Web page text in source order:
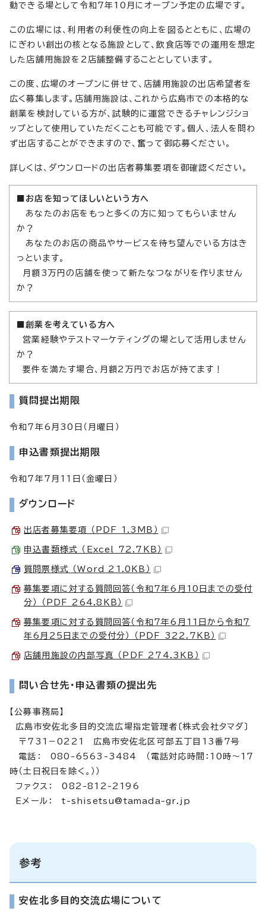
動できる場として令和7年10月にオープン予定の広場です。
この広場には、利用者の利便性の向上を図るとともに、広場の
にぎわい創出の核となる施設として、飲食店等での運用を想定
した店舗用施設を2店舗整備することとしています。
この度、広場のオープンに併せて、店舗用施設の出店希望者を
広く募集します。店舗用施設は、これから広島市での本格的な
創業を検討している方が、試験的に運営できるチャレンジショ
ップとして使用していただくことも可能です。個人、法人を問わ
ず出店することができますので、奮って御応募ください。
詳しくは、ダウンロードの出店者募集要項を御確認ください。
■お店を知ってほしいという方へ
あなたのお店をもっと多くの方に知ってもらいません
か？
あなたのお店の商品やサービスを待ち望んでいる方はき
っといます。
月額3万円の店舗を使って新たなつながりを作りません
か？
■創業を考えている方へ
営業経験やテストマーケティングの場として活用しません
か？
要件を満たす場合、月額2万円でお店が持てます！
質問提出期限
令和7年6月30日（月曜日）
申込書類提出期限
令和7年7月11日（金曜日）
ダウンロード
出店者募集要項 （PDF 1.3MB）
申込書類様式 （Excel 72.7KB）
質問票様式 （Word 21.0KB）
募集要項に対する質問回答（令和7年6月10日までの受付
分） （PDF 264.8KB）
募集要項に対する質問回答（令和7年6月11日から令和7
年6月25日までの受付分） （PDF 322.7KB）
店舗用施設の内部写真 （PDF 274.3KB）
問い合せ先・申込書類の提出先
【公募事務局】
広島市安佐北多目的交流広場指定管理者〔株式会社タマダ〕
〒731－0221 広島市安佐北区可部五丁目13番7号
電話： 080-6563-3484 （電話対応時間：10時～17
時（土日祝日を除く。））
ファクス： 082-812-2196
Eメール：t-shisetsu@tamada-gr.jp
参考
安佐北多目的交流広場について